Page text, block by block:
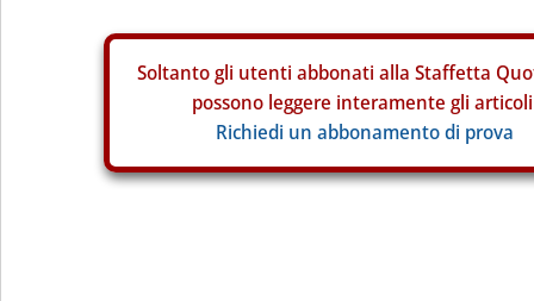
Soltanto gli utenti abbonati alla Staffetta
possono leggere interamente gli
Richiedi un abbonamento di prova